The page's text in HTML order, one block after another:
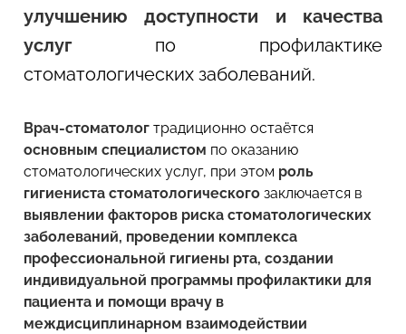
улучшению доступности и качества
услугпо профилактике
стоматологических заболеваний.
Врач-стоматолог традиционно остаётся
основным специалистом по оказанию
стоматологических услуг, при этом роль
гигиениста стоматологического заключается в
выявлении факторов риска стоматологических
заболеваний, проведении комплекса
профессиональной гигиены рта, создании
индивидуальной программы профилактики для
пациента и помощи врачу в
междисциплинарном взаимодействии